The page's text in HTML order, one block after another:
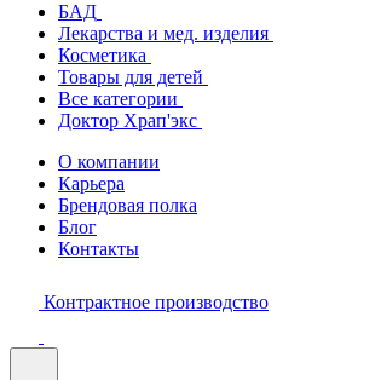
БАД
Лекарства и мед. изделия
Косметика
Товары для детей
Все категории
Доктор Храп'экс
О компании
Карьера
Брендовая полка
Блог
Контакты
Контрактное производство